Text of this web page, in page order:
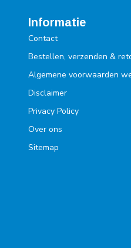
Informatie
Contact
Bestellen, verzenden &
Algemene voorwaarden
Disclaimer
Privacy Policy
Over ons
Sitemap